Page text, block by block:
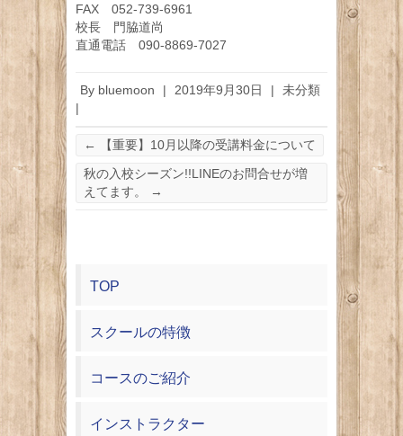
FAX 052-739-6961
校長 門脇道尚
直通電話 090-8869-7027
By bluemoon | 2019年9月30日 |
未分類
|
←
【重要】10月以降の受講料金について
秋の入校シーズン!!LINEのお問合せが増
えてます。
→
TOP
スクールの特徴
コースのご紹介
インストラクター